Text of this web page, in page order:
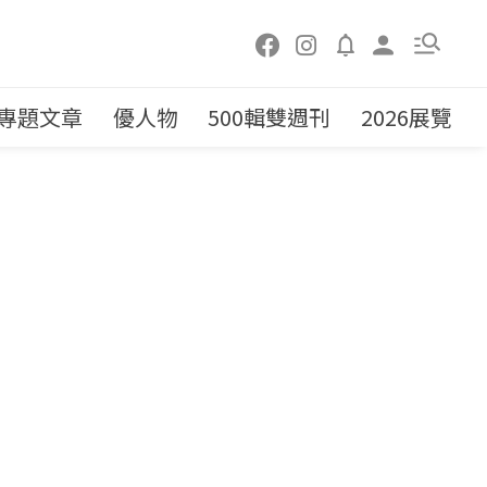
題文章 優人物 500輯雙週刊 2026展覽